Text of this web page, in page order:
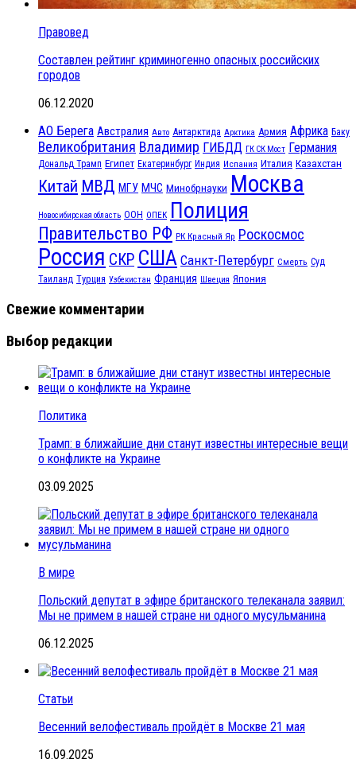
Правовед
Составлен рейтинг криминогенно опасных российских
городов
06.12.2020
АО Берега Австралия Авто Антарктида Арктика Армия Африка Баку
Великобритания Владимир ГИБДД ГК СК Мост Германия
Дональд Трамп Египет Екатеринбург Индия Испания Италия Казахстан
Китай МВД МГУ МЧС Минобрнауки Москва
Новосибирская область ООН ОПЕК Полиция
Правительство РФ РК Красный Яр Роскосмос
Россия СКР США Санкт-Петербург Смерть Суд
Таиланд Турция Узбекистан Франция Швеция Япония
Свежие комментарии
Выбор редакции
Политика
Трамп: в ближайшие дни станут известны интересные вещи
о конфликте на Украине
03.09.2025
В мире
Польский депутат в эфире британского телеканала заявил:
Мы не примем в нашей стране ни одного мусульманина
06.12.2025
Статьи
Весенний велофестиваль пройдёт в Москве 21 мая
16.09.2025